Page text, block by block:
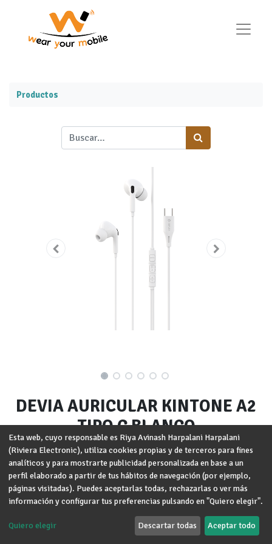
Productos
DEVIA AURICULAR KINTONE A2
TIPO C BLANCO
Marca :DEVIA
Términos y condiciones
Garantía de devolución de 30 días
Envío: 2-3 días laborales
Esta web, cuyo responsable es Riya Avinash Harpalani Harpalani
(Riviera Electronic), utiliza cookies propias y de terceros para fines
analíticos y para mostrarte publicidad personalizada en base a un
perfil elaborado a partir de tus hábitos de navegación (por ejemplo,
páginas visitadas). Puedes aceptarlas todas, rechazarlas o ver más
información y configurar tus preferencias pulsando en "Quiero elegir".
Quiero elegir Descartar todas Aceptar todo